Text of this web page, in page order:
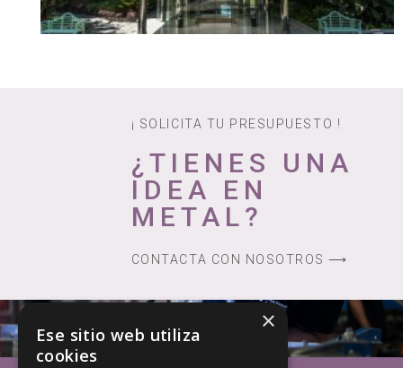
¡ SOLICITA TU PRESUPUESTO !
¿TIENES UNA
IDEA EN
METAL?
CONTACTA CON NOSOTROS ⟶
×
Ese sitio web utiliza
cookies